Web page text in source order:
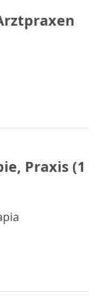
Praxis (1